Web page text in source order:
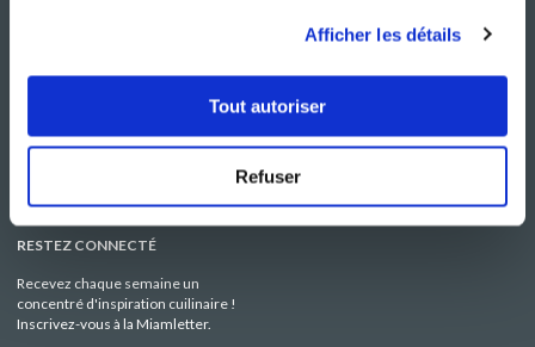
Afficher les détails
Tout autoriser
Refuser
Le Mag'
Boutique
C.G.U
Mentions légales
Politique de confidentialité
Utilisation des Cookies
RESTEZ CONNECTÉ
Recevez chaque semaine un
concentré d'inspiration cuilinaire !
Inscrivez-vous à la Miamletter.